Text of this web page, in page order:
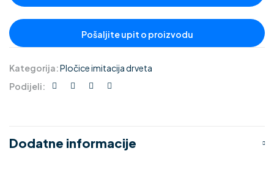
Kategorija:Pločice imitacija drveta
Podijeli:
Dodatne informacije